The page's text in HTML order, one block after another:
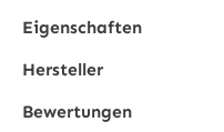
Eigenschaften
Hersteller
Bewertungen